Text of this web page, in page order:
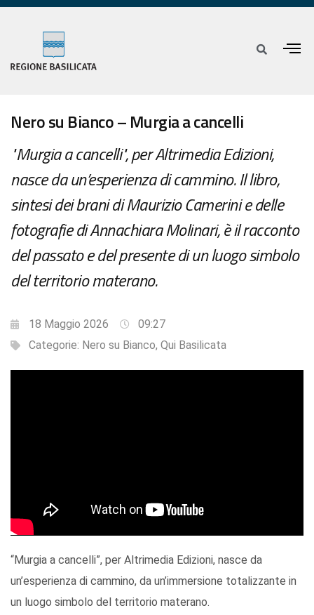
Nero su Bianco – Murgia a cancelli
"Murgia a cancelli", per Altrimedia Edizioni,
nasce da un’esperienza di cammino. Il libro,
sintesi dei brani di Maurizio Camerini e delle
fotografie di Annachiara Molinari, è il racconto
del passato e del presente di un luogo simbolo
del territorio materano.
18 Maggio 2026
09:27
Categorie: Nero su Bianco, Qui Basilicata
“Murgia a cancelli”, per Altrimedia Edizioni, nasce da
un’esperienza di cammino, da un’immersione totalizzante in
un luogo simbolo del territorio materano.